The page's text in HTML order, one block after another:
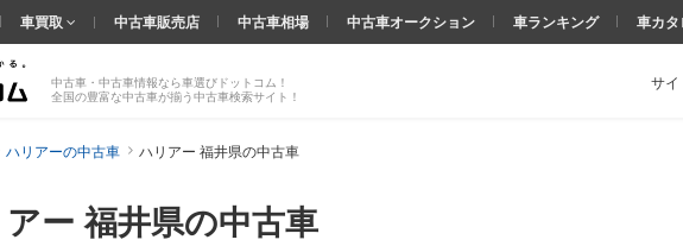
ー 福井県の中古車
中古車・中古車情報なら車選びドットコム！
全国の豊富な中古車が揃う中古車検索サイト！
サイ
車買取 中古車販売店 中古車相場 中古車オークション 車ランキング 車カタ
ハリアーの中古車 ハリアー 福井県の中古車